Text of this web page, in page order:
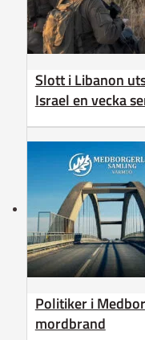
Slott i Libanon
Israel en vecka
Politiker i
mordbrand